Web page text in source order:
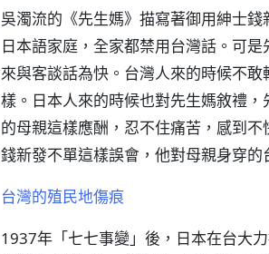
吳濁流的《先生媽》描寫著御用紳士
日本語家庭，全家都禁用台灣話。可
來與客談話為快。台灣人來的時候不
樣。日本人來的時候也對先生媽敘禮
的母親這樣應酬，忍不住痛苦，感到
錢新發不單這樣誤會，他對母親身穿的
台灣的殖民地傷痕
1937年「七七事變」後，日本在台大